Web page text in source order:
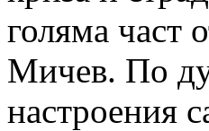
голяма част
Мичев. По
настроения